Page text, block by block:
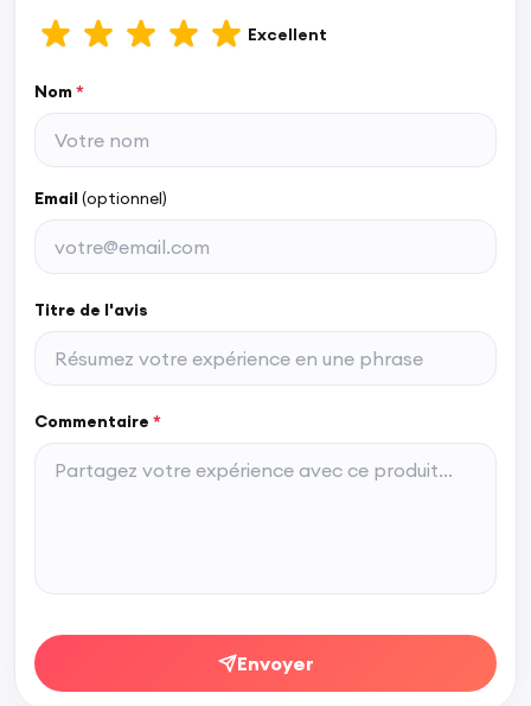
Excellent
Nom*
Email(optionnel)
Titre de l'avis
Commentaire *
Envoyer